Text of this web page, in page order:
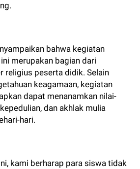
bahwa kegiatan
merupakan bagian dari
religius peserta didik. Selain
keagamaan, kegiatan
dapat menanamkan nilai-
dan akhlak mulia
hari.
kami berharap para siswa tidak